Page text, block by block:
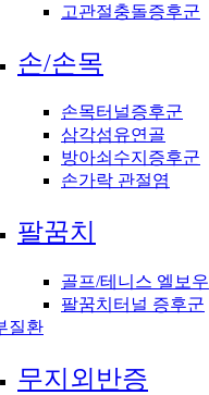
고관절충돌증후군
손/손목
손목터널증후군
삼각섬유연골
방아쇠수지증후군
손가락 관절염
팔꿈치
골프/테니스 엘보우
팔꿈치터널 증후군
질환
무지외반증